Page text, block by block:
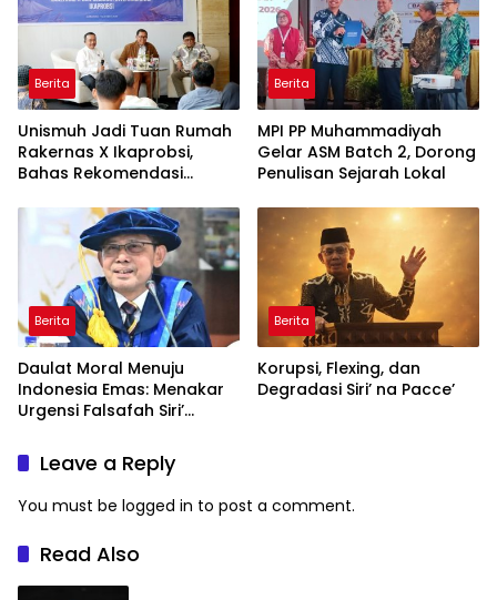
Berita
Unismuh Jadi Tuan Rumah
Rakernas X Ikaprobsi,
Bahas Rekomendasi
Indonesia di Tingkat
Global
Berita
MPI PP Muhammadiyah
Gelar ASM Batch 2, Dorong
Penulisan Sejarah Lokal
Berita
Daulat Moral Menuju
Indonesia Emas: Menakar
Urgensi Falsafah Siri’
Ancaman Kleptokrasi
Berita
Korupsi, Flexing, dan
Degradasi Siri’ na Pacce’
Leave a Reply
You must be logged in to post a comment.
Read Also